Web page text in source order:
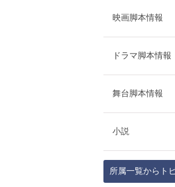
映画脚本情報
ドラマ脚本情報
舞台脚本情報
小説
所属一覧からト